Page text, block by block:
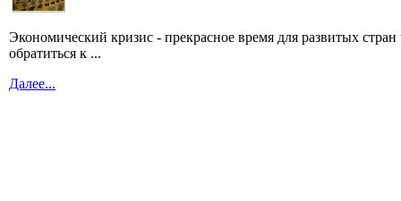
Экономический кризис - прекрасное время для развитых
обратиться к ...
Далее...